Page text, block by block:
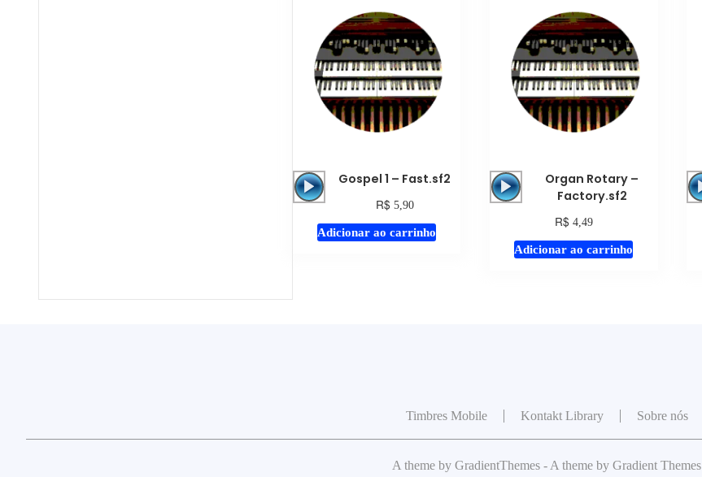
Tocador
áudio
Gospel 1 – Fast.sf2
R$ 5,90
Adicionar ao carrinho
Tocador
de
Organ Rotary –
Factory.sf2
R$ 4,49
Adicionar ao carrinho
Timbres Mobile Kontakt Library Sobre nós
A theme by GradientThemes - A theme by Gradient Themes